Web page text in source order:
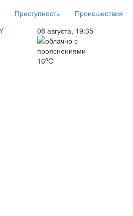
Преступность Происшествия
08 августа, 19:35
16oC